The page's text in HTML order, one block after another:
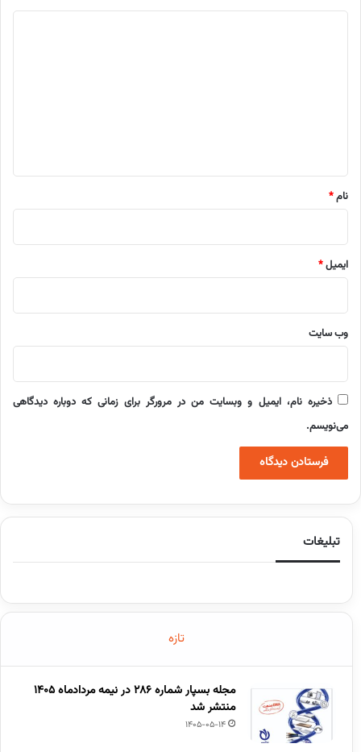
نام*
ایمیل*
وب‌ سایت
ذخیره نام، ایمیل و وبسایت من در مرورگر برای زمانی که دوباره دیدگاهی
می‌نویسم.
تبلیغات
تازه
مجله بسپار شماره 286 در نیمه مردادماه 1405
منتشر شد
1405-05-14